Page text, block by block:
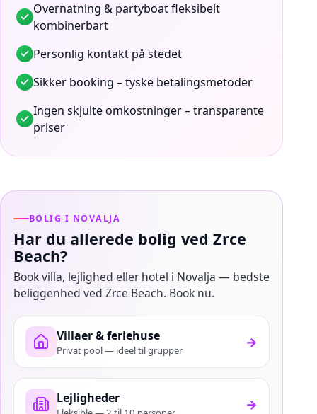
Overnatning & partyboat fleksibelt
kombinerbart
Personlig kontakt på stedet
Sikker booking – tyske betalingsmetoder
Ingen skjulte omkostninger – transparente
priser
BOLIG I NOVALJA
Har du allerede bolig ved Zrce
Beach?
Book villa, lejlighed eller hotel i Novalja — bedste
beliggenhed ved Zrce Beach. Book nu.
Villaer & feriehuse
Privat pool — ideel til grupper →
Lejligheder →